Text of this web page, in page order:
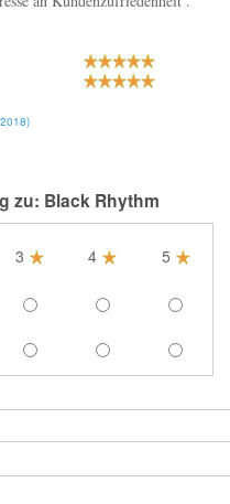
zu: Black Rhythm
3 4 5